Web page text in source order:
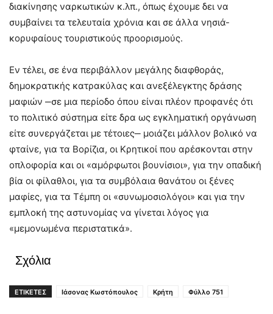
διακίνησης ναρκωτικών κ.λπ., όπως έχουμε δει να
συμβαίνει τα τελευταία χρόνια και σε άλλα νησιά-
κορυφαίους τουριστικούς προορισμούς.
Εν τέλει, σε ένα περιβάλλον μεγάλης διαφθοράς,
δημοκρατικής κατρακύλας και ανεξέλεγκτης δράσης
μαφιών ‒σε μια περίοδο όπου είναι πλέον προφανές ότι
το πολιτικό σύστημα είτε δρα ως εγκληματική οργάνωση
είτε συνεργάζεται με τέτοιες‒ μοιάζει μάλλον βολικό να
φταίνε, για τα Βορίζια, οι Κρητικοί που αρέσκονται στην
οπλοφορία και οι «αμόρφωτοι βουνίσιοι», για την οπαδική
βία οι φίλαθλοι, για τα συμβόλαια θανάτου οι ξένες
μαφίες, για τα Τέμπη οι «συνωμοσιολόγοι» και για την
εμπλοκή της αστυνομίας να γίνεται λόγος για
«μεμονωμένα περιστατικά».
Σχόλια
ΕΤΙΚΕΤΕΣ Ιάσονας Κωστόπουλος Κρήτη Φύλλο 751